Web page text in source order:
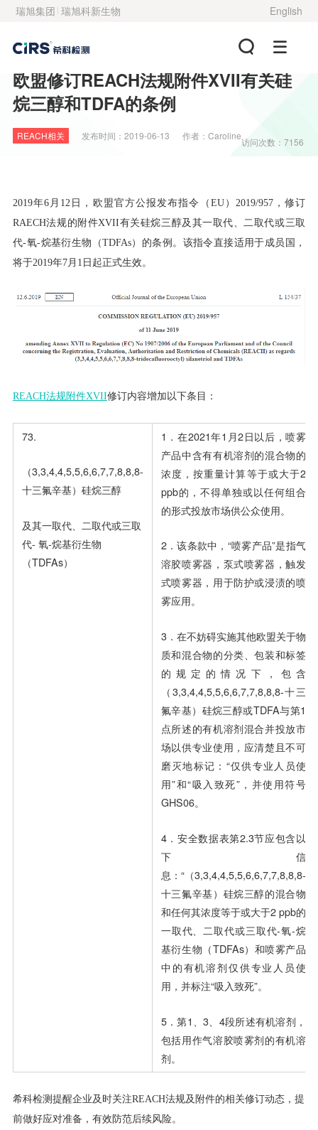
瑞旭集团 瑞旭科新生物 English
欧盟修订REACH法规附件XVII有关硅
烷三醇和TDFA的条例
REACH相关 发布时间： 2019-06-13 作者： Caroline
访问次数：7156
2019年6月12日，欧盟官方公报发布指令（EU）2019/957，修订
RAECH法规的附件XVII有关硅烷三醇及其一取代、二取代或三取
代-氧-烷基衍生物（TDFAs） 的条例 。该指令直接适用于成员国，
将于2019年7月1日起正式生效。
REACH法规附件XVII修订内容增加以下条目：
73.
（3,3,4,4,5,5,6,6,7,7,8,8,8-
十三氟辛基）硅烷三醇
及其一取代、二取代或三取
代- 氧-烷基衍生物
（TDFAs）
1．在2021年1月2日以后，喷雾
产品中含有有机溶剂的混合物的
浓度，按重量计算等于或大于2
ppb的，不得单独或以任何组合
的形式投放市场供公众使用。
2．该条款中，“喷雾产品”是指气
溶胶喷雾器，泵式喷雾器，触发
式喷雾器，用于防护或浸渍的喷
雾应用。
3．在不妨碍实施其他欧盟关于物
质和混合物的分类、包装和标签
的规定的情况下，包含
（3,3,4,4,5,5,6,6,7,7,8,8,8-十三
氟辛基）硅烷三醇或TDFA与第1
点所述的有机溶剂混合并投放市
场以供专业使用，应清楚且不可
磨灭地标记：“仅供专业人员使
用”和“吸入致死”，并使用符号
GHS06。
4．安全数据表第2.3节应包含以
下信
息：“（3,3,4,4,5,5,6,6,7,7,8,8,8-
十三氟辛基）硅烷三醇的混合物
和任何其浓度等于或大于2 ppb的
一取代、二取代或三取代-氧-烷
基衍生物（TDFAs）和喷雾产品
中的有机溶剂仅供专业人员使
用，并标注“吸入致死”。
5．第1、3、4段所述有机溶剂，
包括用作气溶胶喷雾剂的有机溶
剂。
希科检测提醒企业及时关注REACH法规及附件的相关修订动态，提
前做好应对准备，有效防范后续风险。